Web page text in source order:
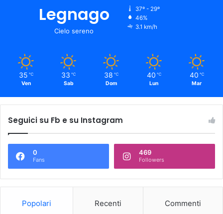
Legnago
Cielo sereno
37º - 29º
46%
3.1 km/h
35 ℃
Ven
33 ℃
Sab
38 ℃
Dom
40 ℃
Lun
40 ℃
Mar
Seguici su Fb e su Instagram
0
Fans
469
Followers
Popolari Recenti Commenti